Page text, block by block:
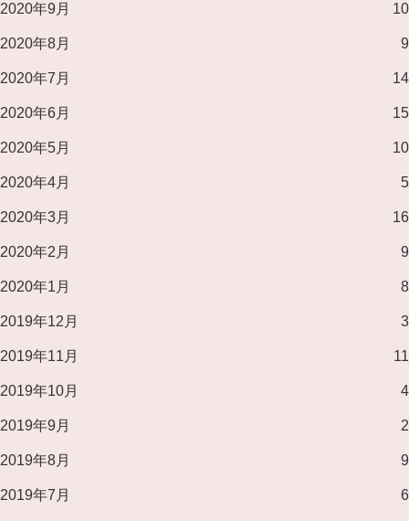
2020年9月 10
2020年8月 9
2020年7月 14
2020年6月 15
2020年5月 10
2020年4月 5
2020年3月 16
2020年2月 9
2020年1月 8
2019年12月 3
2019年11月 11
2019年10月 4
2019年9月 2
2019年8月 9
2019年7月 6